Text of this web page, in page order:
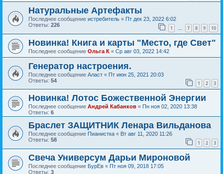
Натуральные Артефакты
Последнее сообщение истребитель « Пт дек 23, 2022 6:02
Ответы: 226 1 … 7 8 9 10
Новинка! Книга и карты "Место, где Свет"
Последнее сообщение Ольга К « Ср авг 03, 2022 14:42
Генератор настроения.
Последнее сообщение Аласт « Пт июн 25, 2021 20:03
Ответы: 54 1 2 3
Новинка! Лотос Божественной Энергии
Последнее сообщение Андрей Кабанков « Пн ноя 02, 2020 13:38
Ответы: 6
Браслет ЗАЩИТНИК Ленара Вильданова
Последнее сообщение Пианистка « Вт авг 11, 2020 11:26
Ответы: 58 1 2 3
Свеча Универсум Дарьи Мироновой
Последнее сообщение БурЕв « Пт ноя 09, 2018 17:05
Ответы: 3